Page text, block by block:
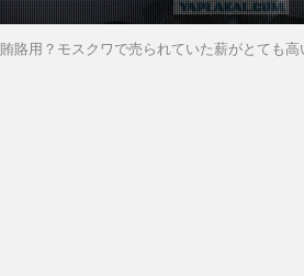
賄賂用？モスクワで売られていた薪がとても